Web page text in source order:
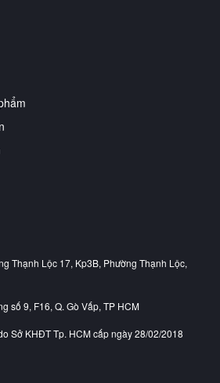
Thạnh Lộc 17, Kp3B, Phường Thạnh Lộc,
số 9, F16, Q. Gò Vấp, TP HCM
Sở KHĐT Tp. HCM cấp ngày 28/02/2018